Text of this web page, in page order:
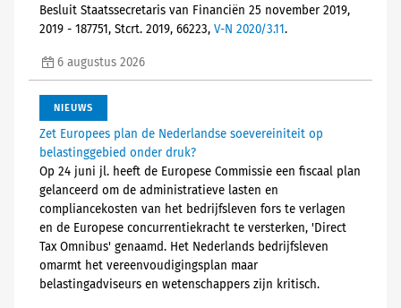
Besluit Staatssecretaris van Financiën 25 november 2019,
2019 - 187751, Stcrt. 2019, 66223, V-N 2020/3.11.
6 augustus 2026
NIEUWS
Zet Europees plan de Nederlandse soevereiniteit op
belastinggebied onder druk?
Op 24 juni jl. heeft de Europese Commissie een fiscaal plan
gelanceerd om de administratieve lasten en
compliancekosten van het bedrijfsleven fors te verlagen
en de Europese concurrentiekracht te versterken, 'Direct
Tax Omnibus' genaamd. Het Nederlands bedrijfsleven
omarmt het vereenvoudigingsplan maar
belastingadviseurs en wetenschappers zijn kritisch.